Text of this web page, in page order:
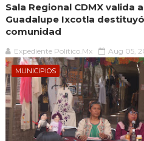
Sala Regional CDMX valida
Guadalupe Ixcotla
comunidad
Expediente Político.Mx Aug 05,
MUNICIPIOS